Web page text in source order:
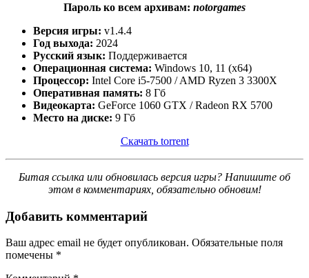
Пароль ко всем архивам: notorgames
Версия игры: v1.4.4
Год выхода: 2024
Русский язык: Поддерживается
Операционная система: Windows 10, 11 (x64)
Процессор: Intel Core i5-7500 / AMD Ryzen 3 3300X
Оперативная память: 8 Гб
Видеокарта: GeForce 1060 GTX / Radeon RX 5700
Место на диске: 9 Гб
Скачать torrent
Битая ссылка или обновилась версия игры? Напишите об
этом в комментариях, обязательно обновим!
Добавить комментарий
Ваш адрес email не будет опубликован. Обязательные поля
помечены *